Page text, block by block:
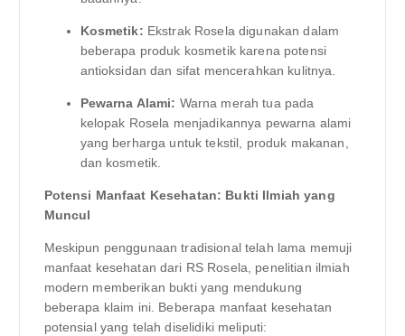
Kosmetik: Ekstrak Rosela digunakan dalam
beberapa produk kosmetik karena potensi
antioksidan dan sifat mencerahkan kulitnya.
Pewarna Alami: Warna merah tua pada
kelopak Rosela menjadikannya pewarna alami
yang berharga untuk tekstil, produk makanan,
dan kosmetik.
Potensi Manfaat Kesehatan: Bukti Ilmiah yang
Muncul
Meskipun penggunaan tradisional telah lama memuji
manfaat kesehatan dari RS Rosela, penelitian ilmiah
modern memberikan bukti yang mendukung
beberapa klaim ini. Beberapa manfaat kesehatan
potensial yang telah diselidiki meliputi: